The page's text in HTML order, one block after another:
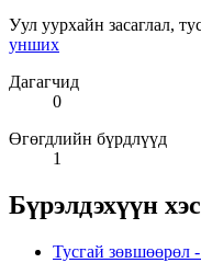
Уул уурхайн засаглал,
унших
Дагагчид
0
Өгөгдлийн бүрдлүүд
1
Бүрэлдэхүүн
Тусгай зөвшөөрөл -